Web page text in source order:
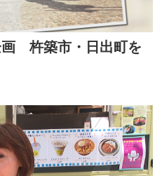
画 杵築市・日出町を